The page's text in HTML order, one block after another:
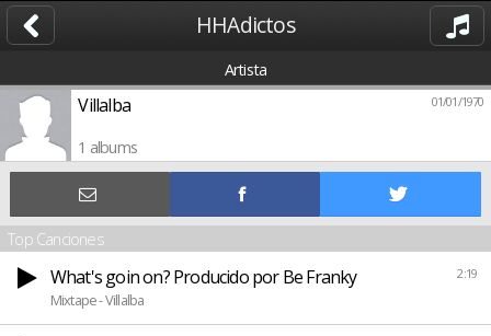
HHAdictos
Artista
01/01/1970
Villalba
1 albums
Top Canciones
2:19
What's goin on? Producido por Be Franky
Mixtape - Villalba